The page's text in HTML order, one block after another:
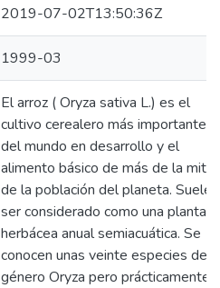
2019-07-02T13:50:36Z
1999-03
El arroz ( Oryza sativa L.) es el
cultivo cerealero más importante
del mundo en desarrollo y el
alimento básico de más de la
de la población del planeta. Suele
ser considerado como una planta
herbácea anual semiacuática. Se
conocen unas veinte especies del
género Oryza pero prácticamente